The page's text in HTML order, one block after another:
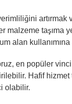
artırmak
malzeme taşıma
alan
en popüler
Hafif
olabilir.